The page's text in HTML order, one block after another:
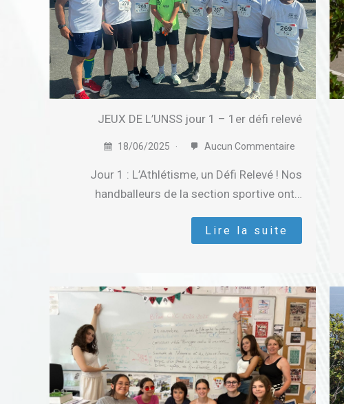
JEUX DE L’UNSS jour 1 – 1er défi relevé
18/06/2025 Aucun Commentaire
Jour 1 : L’Athlétisme, un Défi Relevé ! Nos
handballeurs de la section sportive ont…
Lire la suite